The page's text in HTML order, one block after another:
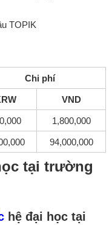
TOPIK
Chi phí
VND
1,800,000
94,000,000
tại trường
hệ đại học tại